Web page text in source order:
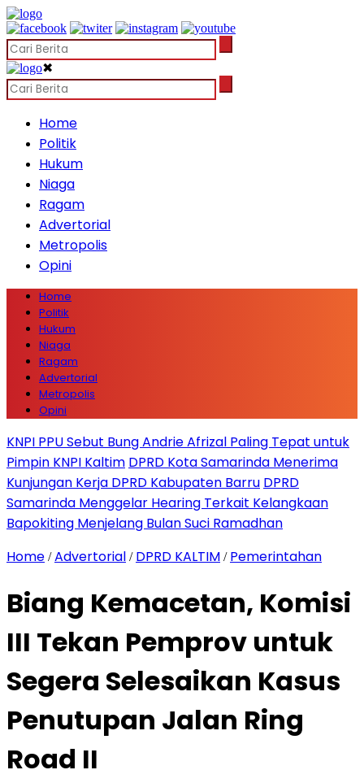
✖
Home
Politik
Hukum
Niaga
Ragam
Advertorial
Metropolis
Opini
Home
Politik
Hukum
Niaga
Ragam
Advertorial
Metropolis
Opini
KNPI PPU Sebut Bung Andrie Afrizal Paling Tepat untuk
Pimpin KNPI Kaltim DPRD Kota Samarinda Menerima
Kunjungan Kerja DPRD Kabupaten Barru DPRD
Samarinda Menggelar Hearing Terkait Kelangkaan
Bapokiting Menjelang Bulan Suci Ramadhan
Home /Advertorial / DPRD KALTIM / Pemerintahan
Biang Kemacetan, Komisi
III Tekan Pemprov untuk
Segera Selesaikan Kasus
Penutupan Jalan Ring
Road II